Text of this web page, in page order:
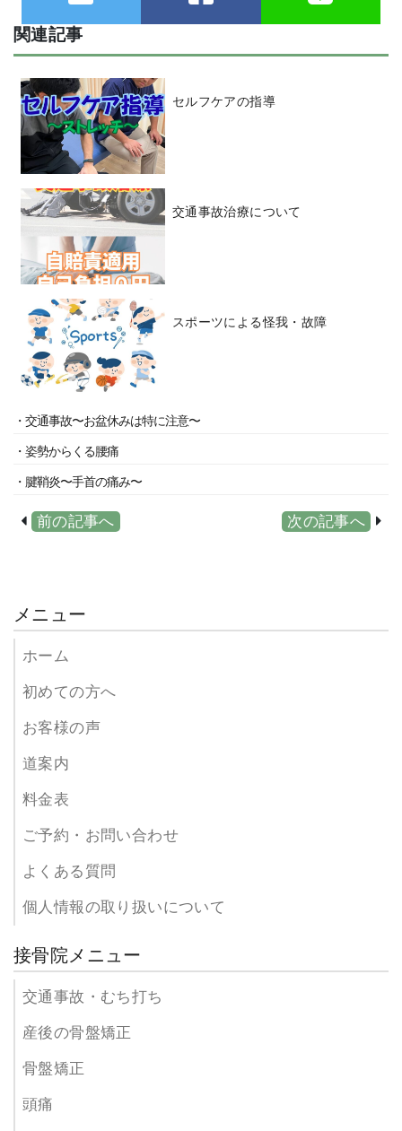
関連記事
セルフケアの指導
交通事故治療について
スポーツによる怪我・故障
・交通事故〜お盆休みは特に注意〜
・姿勢からくる腰痛
・腱鞘炎〜手首の痛み〜
前の記事へ 次の記事へ
メニュー
ホーム
初めての方へ
お客様の声
道案内
料金表
ご予約・お問い合わせ
よくある質問
個人情報の取り扱いについて
接骨院メニュー
交通事故・むち打ち
産後の骨盤矯正
骨盤矯正
頭痛